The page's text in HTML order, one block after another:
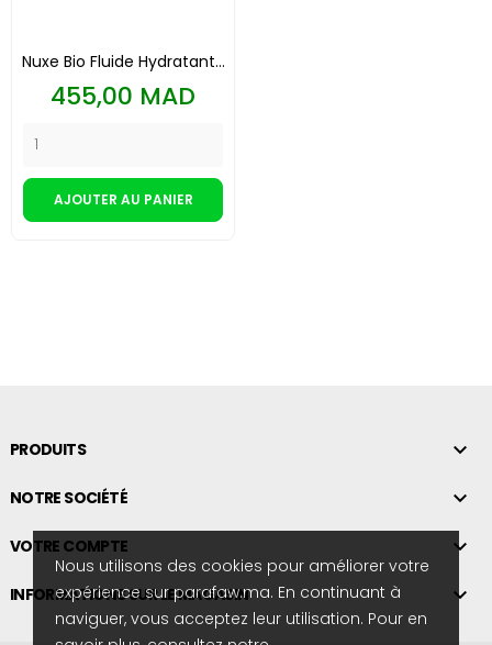
Nous utilisons des cookies pour améliorer votre
expérience sur parafaw.ma. En continuant à
naviguer, vous acceptez leur utilisation. Pour en
Nuxe Bio Fluide Hydratant...
Prix
455,00 MAD
AJOUTER AU PANIER
PRODUITS 
NOTRE SOCIÉTÉ 
VOTRE COMPTE 
INFORMATIONS SUR LE MAGASIN 